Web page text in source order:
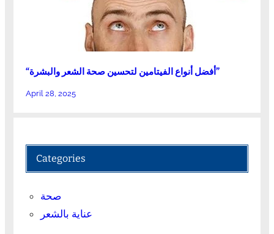
“أفضل أنواع الفيتامين لتحسين صحة الشعر والبشرة”
April 28, 2025
Categories
صحة
عناية بالشعر